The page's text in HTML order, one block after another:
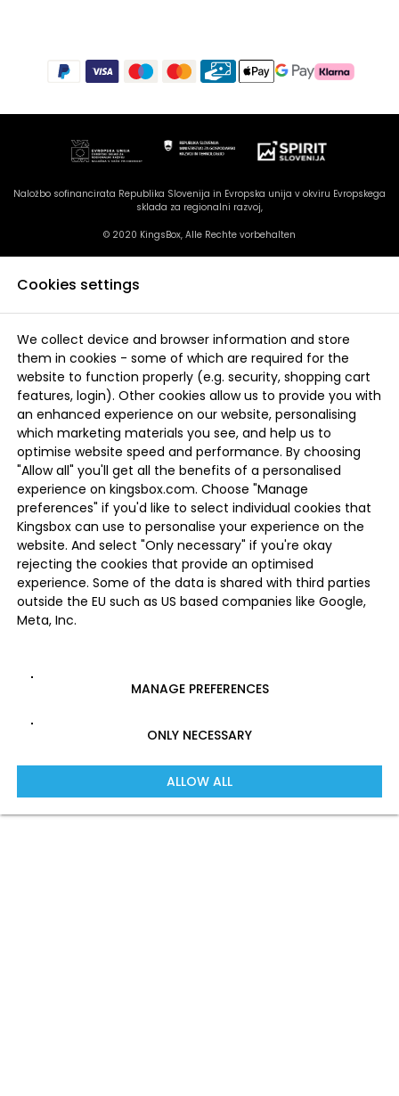
Naložbo sofinancirata Republika Slovenija in Evropska unija v okviru Evropskega
sklada za regionalni razvoj,
© 2020 KingsBox, Alle Rechte vorbehalten
Cookies settings
We collect device and browser information and store
them in cookies - some of which are required for the
website to function properly (e.g. security, shopping cart
features, login). Other cookies allow us to provide you with
an enhanced experience on our website, personalising
which marketing materials you see, and help us to
optimise website speed and performance. By choosing
"Allow all" you'll get all the benefits of a personalised
experience on kingsbox.com. Choose "Manage
preferences" if you'd like to select individual cookies that
Kingsbox can use to personalise your experience on the
website. And select "Only necessary" if you're okay
rejecting the cookies that provide an optimised
experience. Some of the data is shared with third parties
outside the EU such as US based companies like Google,
Meta, Inc.
MANAGE PREFERENCES
ONLY NECESSARY
ALLOW ALL